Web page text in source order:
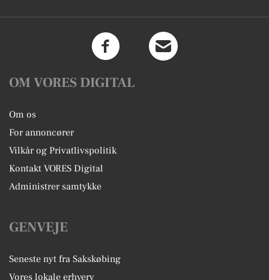
OM VORES DIGITAL
Om os
For annoncører
Vilkår og Privatlivspolitik
Kontakt VORES Digital
Administrer samtykke
GENVEJE
Seneste nyt fra Sakskøbing
Vores lokale erhverv